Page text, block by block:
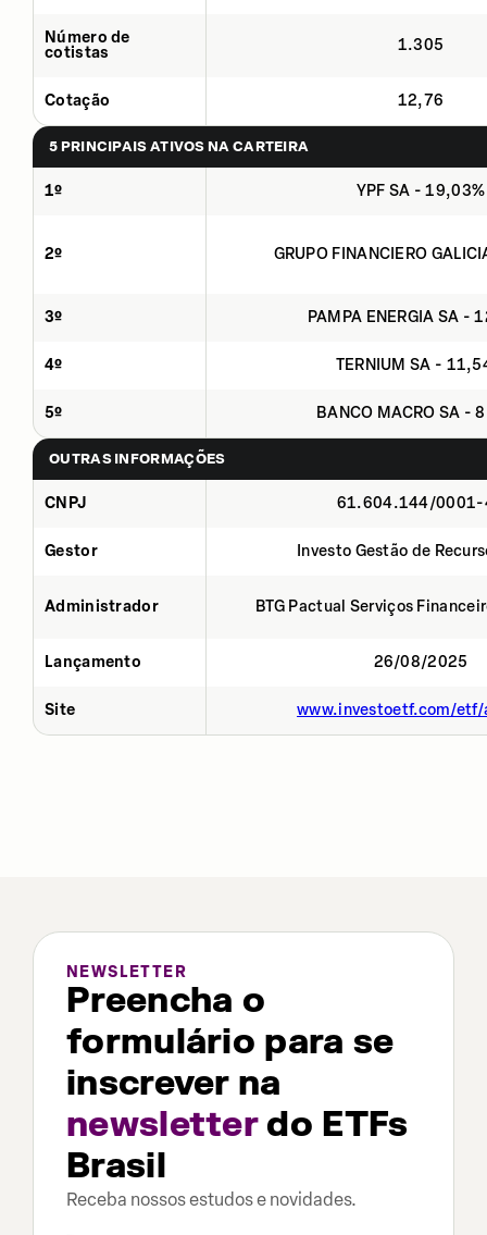
Número de
cotistas
1.305
Cotação 12,76
5 PRINCIPAIS ATIVOS NA CARTEIRA
1º YPF SA - 19,03%
2º GRUPO FINANCIERO
3º PAMPA ENERGIA SA -
4º TERNIUM SA -
5º BANCO MACRO SA -
OUTRAS INFORMAÇÕES
CNPJ 61.604.144/0001-
Gestor Investo Gestão de
Administrador BTG Pactual Serviços
Lançamento 26/08/2025
Site www.investoetf.com/
NEWSLETTER
Preencha o
formulário para se
inscrever na
newsletterdo ETFs
Brasil
Receba nossos estudos e novidades.